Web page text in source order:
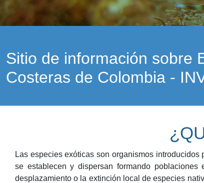
Sitio de información sobre
Costeras de Colombia -
Las especies exóticas son organismos
se establecen y dispersan formando
desplazamiento o la extinción local de especies